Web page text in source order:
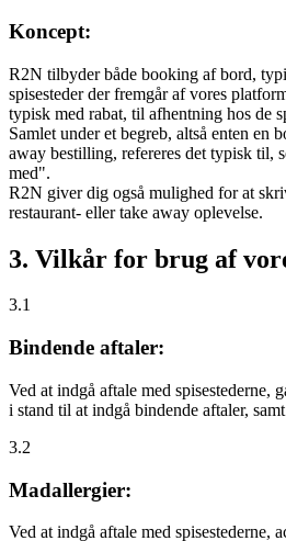
Koncept:
R2N tilbyder både booking af bord,
spisesteder der fremgår af vores
typisk med rabat, til afhentning hos de
Samlet under et begreb, altså enten en
away bestilling, refereres det typisk til,
med".
R2N giver dig også mulighed for at
restaurant- eller take away oplevelse.
3. Vilkår for brug af
3.1
Bindende aftaler:
Ved at indgå aftale med spisestederne,
i stand til at indgå bindende aftaler,
3.2
Madallergier:
Ved at indgå aftale med spisestederne,